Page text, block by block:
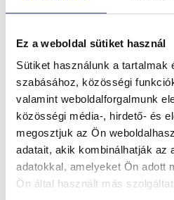
Ez a weboldal sütiket használ
Sütiket használunk a tartalmak
szabásához, közösségi
valamint weboldalforgalmunk
közösségi média-, hirdető- és
megosztjuk az Ön
adatait, akik kombinálhatják az
adatokkal, amelyeket Ön adott
Ön által használt más
Népszerű Legújabb
Ne várj az utolsó
érdemes halogatni
Mi vár ránk 2026-
hozhatod ki a
napokból